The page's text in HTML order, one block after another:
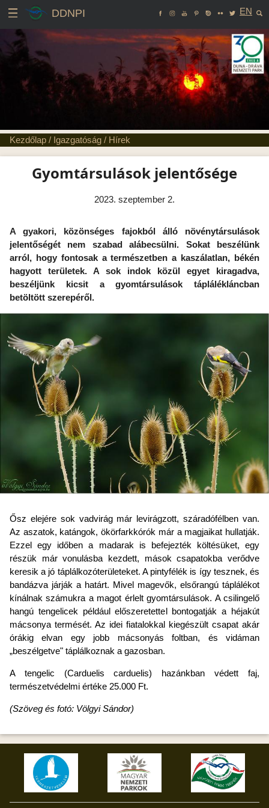
DDNPI EN
Kezdőlap / Igazgatóság / Hírek
Gyomtársulások jelentősége
2023. szeptember 2.
A gyakori, közönséges fajokból álló növénytársulások
jelentőségét nem szabad alábecsülni. Sokat beszélünk
arról, hogy fontosak a természetben a kaszálatlan, békén
hagyott területek. A sok indok közül egyet kiragadva,
beszéljünk kicsit a gyomtársulások táplálékláncban
betöltött szerepéről.
Ősz elejére sok vadvirág már levirágzott, száradófélben van.
Az aszatok, katángok, ökörfarkkórók már a magjaikat hullatják.
Ezzel egy időben a madarak is befejezték költésüket, egy
részük már vonulásba kezdett, mások csapatokba verődve
keresik a jó táplálkozóterületeket. A pintyfélék is így tesznek, és
bandázva járják a határt. Mivel magevők, elsőrangú táplálékot
kínálnak számukra a magot érlelt gyomtársulások. A csilingelő
hangú tengelicek például előszeretettel bontogatják a héjakút
mácsonya termését. Az idei fiatalokkal kiegészült csapat akár
órákig elvan egy jobb mácsonyás foltban, és vidáman
„beszélgetve" táplálkoznak a gazosban.
A tengelic (Carduelis carduelis) hazánkban védett faj,
természetvédelmi értéke 25.000 Ft.
(Szöveg és fotó: Völgyi Sándor)